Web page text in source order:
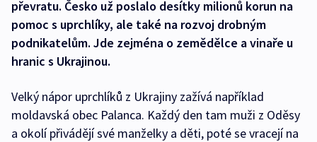
převratu. Česko už poslalo desítky milionů korun na
pomoc s uprchlíky, ale také na rozvoj drobným
podnikatelům. Jde zejména o zemědělce a vinaře u
hranic s Ukrajinou.
Velký nápor uprchlíků z Ukrajiny zažívá například
moldavská obec Palanca. Každý den tam muži z Oděsy
a okolí přivádějí své manželky a děti, poté se vracejí na